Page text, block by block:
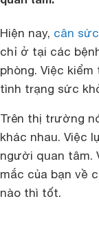
Hiện nay, cân
chỉ ở tại các
phòng. Việc
tình trạng sức
Trên thị trường
khác nhau. Việc
người quan tâm.
mắc của bạn về
nào thì tốt.